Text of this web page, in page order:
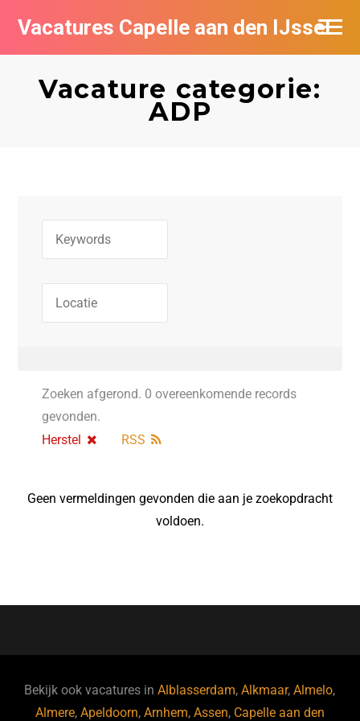
Vacatures Capelle aan den IJssel
Vacature categorie:
ADP
Zoeken afgerond. 0 overeenkomende records
gevonden.
Herstel
RSS
Geen vermeldingen gevonden die aan je zoekopdracht
voldoen.
Bekijk ook vacatures inAlblasserdam,Alkmaar,Almelo,
Almere, Apeldoorn, Arnhem, Assen, Capelle aan den